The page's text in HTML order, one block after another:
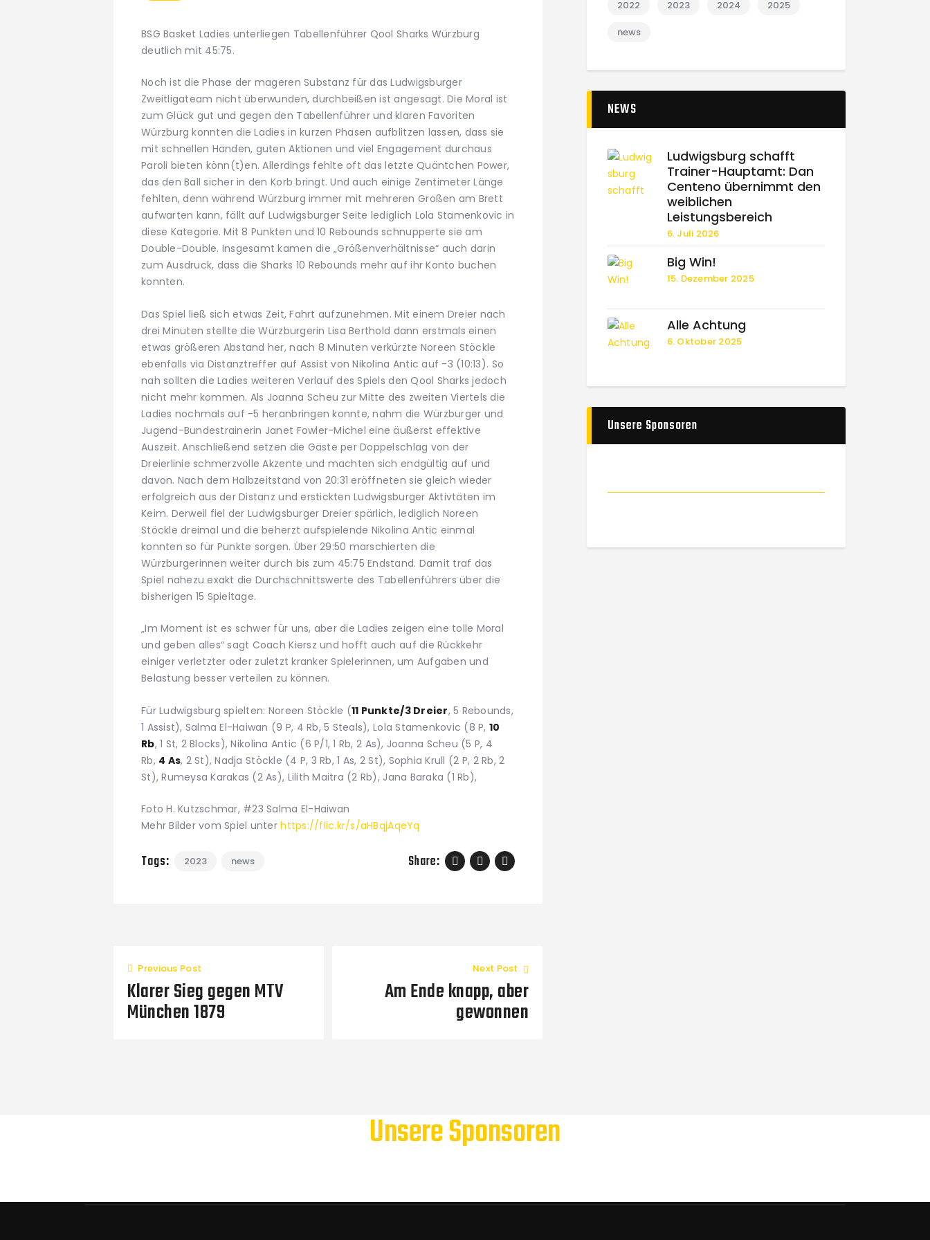
BSG Basket Ladies unterliegen Tabellenführer Qool Sharks Würzburg
deutlich mit 45:75.
Noch ist die Phase der mageren Substanz für das Ludwigsburger
Zweitligateam nicht überwunden, durchbeißen ist angesagt. Die Moral ist
zum Glück gut und gegen den Tabellenführer und klaren Favoriten
Würzburg konnten die Ladies in kurzen Phasen aufblitzen lassen, dass sie
mit schnellen Händen, guten Aktionen und viel Engagement durchaus
Paroli bieten könn(t)en. Allerdings fehlte oft das letzte Quäntchen Power,
das den Ball sicher in den Korb bringt. Und auch einige Zentimeter Länge
fehlten, denn während Würzburg immer mit mehreren Großen am Brett
aufwarten kann, fällt auf Ludwigsburger Seite lediglich Lola Stamenkovic in
diese Kategorie. Mit 8 Punkten und 10 Rebounds schnupperte sie am
Double-Double. Insgesamt kamen die „Größenverhältnisse“ auch darin
zum Ausdruck, dass die Sharks 10 Rebounds mehr auf ihr Konto buchen
konnten.
Das Spiel ließ sich etwas Zeit, Fahrt aufzunehmen. Mit einem Dreier nach
drei Minuten stellte die Würzburgerin Lisa Berthold dann erstmals einen
etwas größeren Abstand her, nach 8 Minuten verkürzte Noreen Stöckle
ebenfalls via Distanztreffer auf Assist von Nikolina Antic auf -3 (10:13). So
nah sollten die Ladies weiteren Verlauf des Spiels den Qool Sharks jedoch
nicht mehr kommen. Als Joanna Scheu zur Mitte des zweiten Viertels die
Ladies nochmals auf -5 heranbringen konnte, nahm die Würzburger und
Jugend-Bundestrainerin Janet Fowler-Michel eine äußerst effektive
Auszeit. Anschließend setzen die Gäste per Doppelschlag von der
Dreierlinie schmerzvolle Akzente und machten sich endgültig auf und
davon. Nach dem Halbzeitstand von 20:31 eröffneten sie gleich wieder
erfolgreich aus der Distanz und erstickten Ludwigsburger Aktivtäten im
Keim. Derweil fiel der Ludwigsburger Dreier spärlich, lediglich Noreen
Stöckle dreimal und die beherzt aufspielende Nikolina Antic einmal
konnten so für Punkte sorgen. Über 29:50 marschierten die
Würzburgerinnen weiter durch bis zum 45:75 Endstand. Damit traf das
Spiel nahezu exakt die Durchschnittswerte des Tabellenführers über die
bisherigen 15 Spieltage.
„Im Moment ist es schwer für uns, aber die Ladies zeigen eine tolle Moral
und geben alles“ sagt Coach Kiersz und hofft auch auf die Rückkehr
einiger verletzter oder zuletzt kranker Spielerinnen, um Aufgaben und
Belastung besser verteilen zu können.
Für Ludwigsburg spielten: Noreen Stöckle (11 Punkte/3 Dreier, 5 Rebounds,
1 Assist), Salma El-Haiwan (9 P, 4 Rb, 5 Steals), Lola Stamenkovic (8 P, 10
Rb, 1 St, 2 Blocks), Nikolina Antic (6 P/1, 1 Rb, 2 As), Joanna Scheu (5 P, 4
Rb, 4 As, 2 St), Nadja Stöckle (4 P, 3 Rb, 1 As, 2 St), Sophia Krull (2 P, 2 Rb, 2
St), Rumeysa Karakas (2 As), Lilith Maitra (2 Rb), Jana Baraka (1 Rb),
Foto H. Kutzschmar, #23 Salma El-Haiwan
Mehr Bilder vom Spiel unterhttps://flic.kr/s/aHBqjAqeYq
Tags: 2023 news Share:
Previous Post
Klarer Sieg gegen MTV
München 1879
Next Post
Am Ende knapp, aber
gewonnen
2022 2023 2024 2025
news
NEWS
Ludwigsburg schafft
Trainer-Hauptamt: Dan
Centeno übernimmt den
weiblichen
Leistungsbereich
6. Juli 2026
Big Win!
15. Dezember 2025
Alle Achtung
6. Oktober 2025
Unsere Sponsoren
Unsere Sponsoren